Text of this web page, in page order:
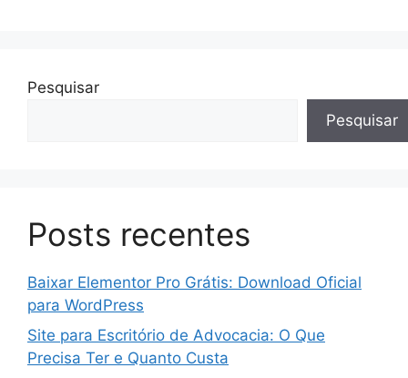
Pesquisar
Pesquisar
Posts recentes
Baixar Elementor Pro Grátis: Download Oficial
para WordPress
Site para Escritório de Advocacia: O Que
Precisa Ter e Quanto Custa